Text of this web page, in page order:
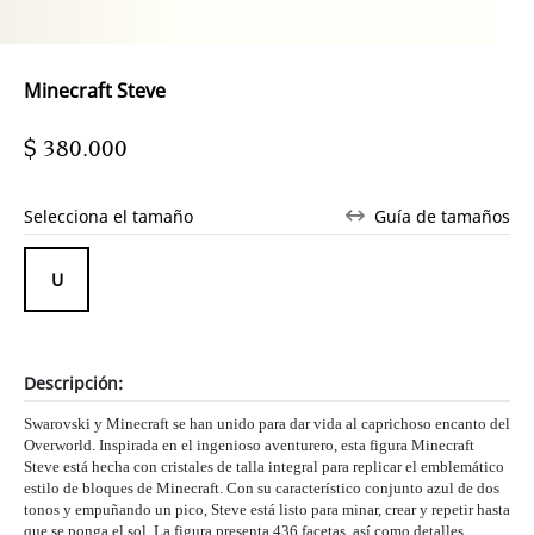
Minecraft Steve
$ 380.000
Selecciona el tamaño Guía de tamaños
Descripción:
Swarovski y Minecraft se han unido para dar vida al caprichoso encanto del
Overworld. Inspirada en el ingenioso aventurero, esta figura Minecraft
Steve está hecha con cristales de talla integral para replicar el emblemático
estilo de bloques de Minecraft. Con su característico conjunto azul de dos
tonos y empuñando un pico, Steve está listo para minar, crear y repetir hasta
que se ponga el sol. La figura presenta 436 facetas, así como detalles